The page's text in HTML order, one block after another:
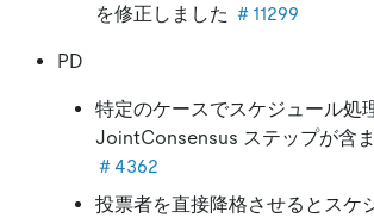
を修正しました ＃11299
PD
特定のケースでスケジュール処
JointConsensus ステップが含
＃4362
投票者を直接降格させるとスケ